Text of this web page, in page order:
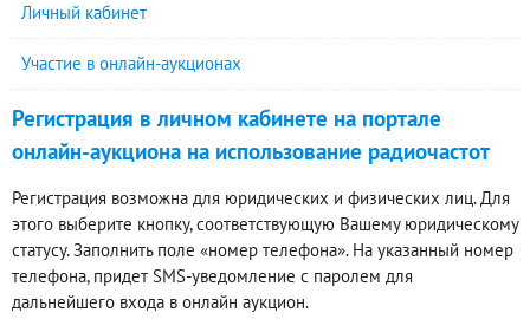
Личный кабинет
Участие в онлайн-аукционах
Регистрация в личном кабинете на портале
онлайн-аукциона на использование радиочастот
Регистрация возможна для юридических и физических лиц. Для
этого выберите кнопку, соответствующую Вашему юридическому
статусу. Заполнить поле «номер телефона». На указанный номер
телефона, придет SMS-уведомление с паролем для
дальнейшего входа в онлайн аукцион.